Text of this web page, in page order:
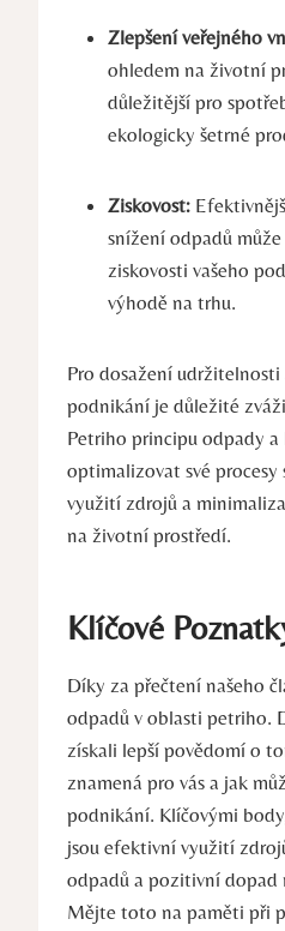
Zlepšení⁢ veřejného
ohledem na ⁤životní
důležitější pro
ekologicky‍ šetrné
Ziskovost:
snížení odpadů
ziskovosti vašeho
⁣výhodě na trhu.
Pro dosažení udržitelnosti⁣
podnikání je důležité
Petriho‍ principu odpady a
optimalizovat ‌své​
využití zdrojů a
na životní prostředí.
Klíčové
Díky za ‍přečtení našeho
odpadů v oblasti petriho.
získali lepší​ povědomí o
znamená pro ‍vás ⁢a jak
podnikání.⁢ Klíčovými​
jsou efektivní využití
odpadů⁢ a pozitivní ‍dopad
Mějte‍ toto na paměti při